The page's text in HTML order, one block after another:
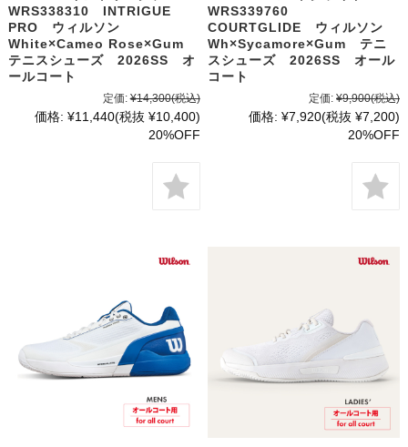
WRS338310 INTRIGUE
PRO ウィルソン
White×Cameo Rose×Gum
テニスシューズ 2026SS オ
ールコート
定価: ¥14,300(税込)
価格: ¥11,440(税抜 ¥10,400)
20%OFF
WRS339760
COURTGLIDE ウィルソン
Wh×Sycamore×Gum テニ
スシューズ 2026SS オール
コート
定価: ¥9,900(税込)
価格: ¥7,920(税抜 ¥7,200)
20%OFF